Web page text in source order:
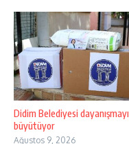
Didim Belediyesi dayanışmayı
büyütüyor
Ağustos 9, 2026